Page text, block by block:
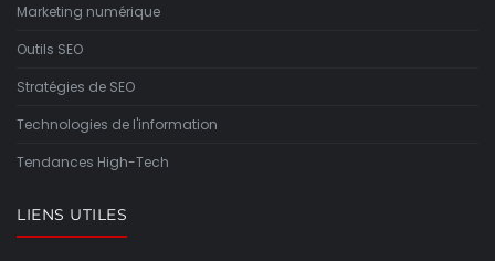
Marketing numérique
Outils SEO
Stratégies de SEO
Technologies de l'information
Tendances High-Tech
LIENS UTILES